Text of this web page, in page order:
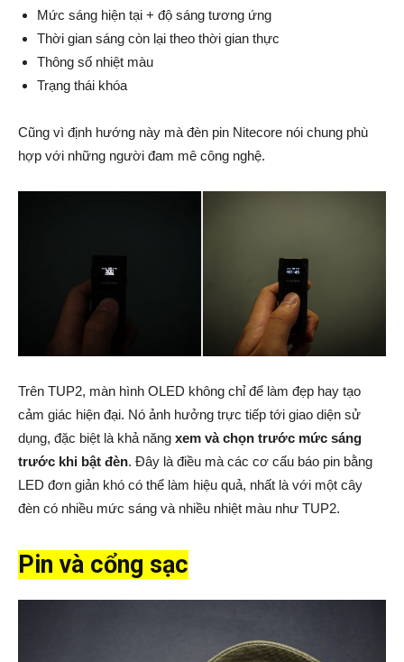
Mức sáng hiện tại + độ sáng tương ứng
Thời gian sáng còn lại theo thời gian thực
Thông số nhiệt màu
Trạng thái khóa
Cũng vì định hướng này mà đèn pin Nitecore nói chung phù
hợp với những người đam mê công nghệ.
Trên TUP2, màn hình OLED không chỉ để làm đẹp hay tạo
cảm giác hiện đại. Nó ảnh hưởng trực tiếp tới giao diện sử
dụng, đặc biệt là khả năng xem và chọn trước mức sáng
trước khi bật đèn. Đây là điều mà các cơ cấu báo pin bằng
LED đơn giản khó có thể làm hiệu quả, nhất là với một cây
đèn có nhiều mức sáng và nhiều nhiệt màu như TUP2.
Pin và cổng sạc